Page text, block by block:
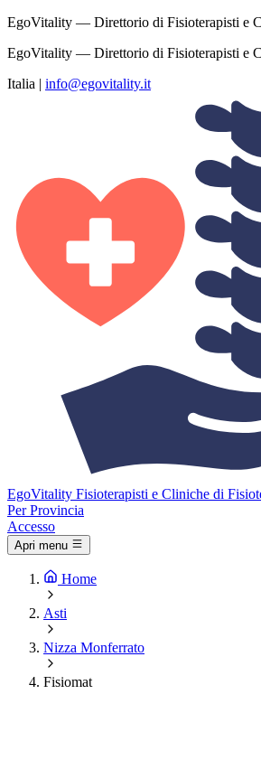
EgoVitality — Direttorio di Fisioterapisti e
EgoVitality — Direttorio di Fisioterapisti e
Italia | info@egovitality.it
EgoVitality Fisioterapisti e Cliniche di
Per Provincia
Accesso
Apri menu
Home
Asti
Nizza Monferrato
Fisiomat